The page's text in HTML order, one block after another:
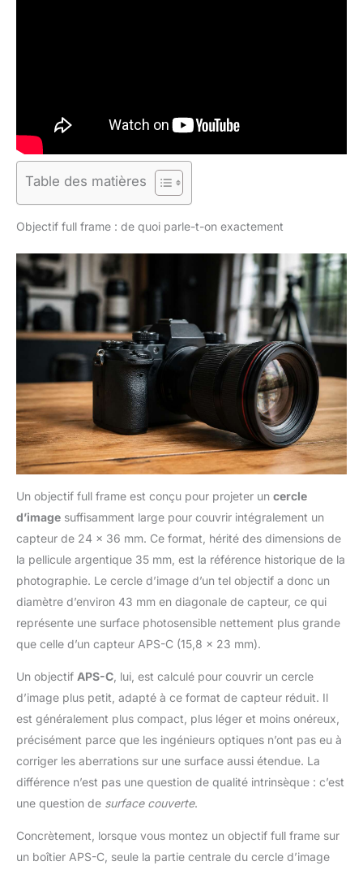
Table des matières
Objectif full frame : de quoi parle-t-on exactement
Un objectif full frame est conçu pour projeter un cercle
d’image suffisamment large pour couvrir intégralement un
capteur de 24 × 36 mm. Ce format, hérité des dimensions de
la pellicule argentique 35 mm, est la référence historique de la
photographie. Le cercle d’image d’un tel objectif a donc un
diamètre d’environ 43 mm en diagonale de capteur, ce qui
représente une surface photosensible nettement plus grande
que celle d’un capteur APS-C (15,8 × 23 mm).
Un objectif APS-C , lui, est calculé pour couvrir un cercle
d’image plus petit, adapté à ce format de capteur réduit. Il
est généralement plus compact, plus léger et moins onéreux,
précisément parce que les ingénieurs optiques n’ont pas eu à
corriger les aberrations sur une surface aussi étendue. La
différence n’est pas une question de qualité intrinsèque : c’est
une question de surface couverte.
Concrètement, lorsque vous montez un objectif full frame sur
un boîtier APS-C, seule la partie centrale du cercle d’image